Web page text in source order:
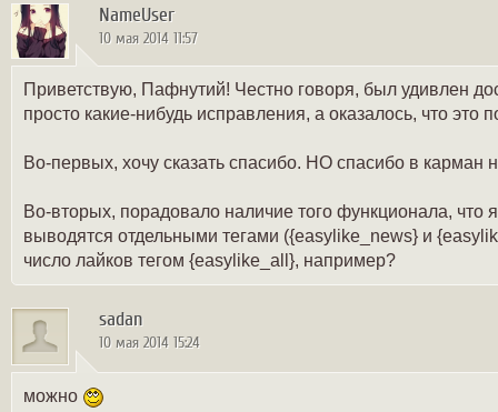
NameUser
10 мая 2014 11:57
Приветствую, Пафнутий! Честно говоря, был удивлен
просто какие-нибудь исправления, а оказалось, что это
Во-первых, хочу сказать спасибо. НО спасибо в
Во-вторых, порадовало наличие того функционала,
выводятся отдельными тегами ({easylike_news} и
число лайков тегом {easylike_all}, например?
sadan
10 мая 2014 15:24
можно